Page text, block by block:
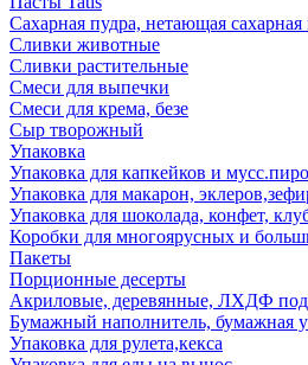
Сахарная пудра, нетающая сахарная
Сливки животные
Сливки растительные
Смеси для выпечки
Смеси для крема, безе
Сыр творожный
Упаковка
Упаковка для капкейков и
Упаковка для макарон,
Упаковка для шоколада, конфет,
Коробки для многоярусных и
Пакеты
Порционные десерты
Акриловые, деревянные, ЛХДФ
Бумажный наполнитель, бумажная
Упаковка для рулета,кекса